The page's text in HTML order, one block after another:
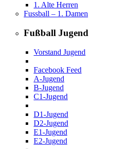
1. Alte Herren
Fussball – 1. Damen
Fußball Jugend
Vorstand Jugend
Facebook Feed
A-Jugend
B-Jugend
C1-Jugend
D1-Jugend
D2-Jugend
E1-Jugend
E2-Jugend